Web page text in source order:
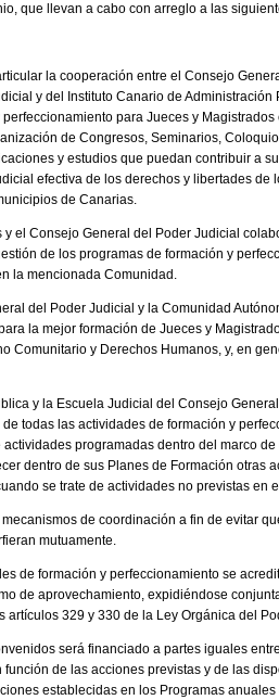
que llevan a cabo con arreglo a las
la cooperación entre el Consejo
y del Instituto Canario de
para Jueces y
de Congresos, Seminarios,
y estudios que puedan contribuir a
efectiva de los derechos y libertades de
de Canarias.
el Consejo General del Poder Judicial
de los programas de formación y
la mencionada Comunidad.
del Poder Judicial y la Comunidad
la mejor formación de Jueces y
Comunitario y Derechos Humanos, y, en
y la Escuela Judicial del Consejo
todas las actividades de formación y
programadas dentro del marco
dentro de sus Planes de Formación otras
se trate de actividades no previstas en
de coordinación a fin de evitar
mutuamente.
de formación y perfeccionamiento se
de aprovechamiento, expidiéndose
329 y 330 de la Ley Orgánica del
será financiado a partes iguales
de las acciones previstas y de las
establecidas en los Programas